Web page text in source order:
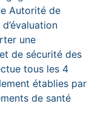
Autorité de
une
de sécurité des
tous les 4
établies par
de santé